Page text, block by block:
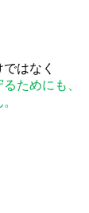
はなく
ためにも、